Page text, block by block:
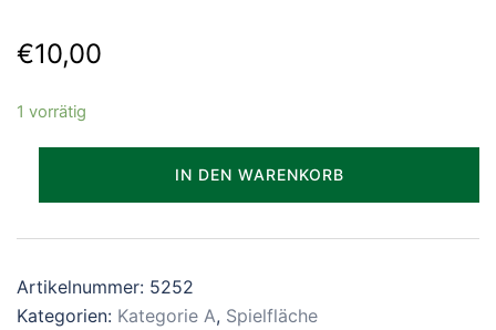
€10,00
1 vorrätig
IN DEN WARENKORB
Artikelnummer: 5252
Kategorien: Kategorie A, Spielfläche